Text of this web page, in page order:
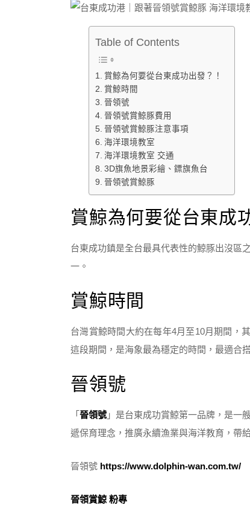
Table of Contents
賞鯨為何要從台東成功出發？！
賞鯨時間
晉領號
晉領號賞鯨豚費用
晉領號賞鯨豚注意事項
海洋環境教室
海洋環境教室 交通
3D旗魚地景彩繪、鏢旗魚台
晉領號賞鯨豚
賞鯨為何要從台東成
台東成功鎮是全台最具代表性的鯨豚出沒區
一。
賞鯨時間
台灣賞鯨時間大約在每年4月至10月期間，
這段期間，是海象最為穩定的時間，最適合
晉領號
「 晉領號」是台東成功賞鯨第一品牌，是一
遞保育理念，推廣永續漁業與海洋教育，帶
晉領號 https://www.dolphin-wan.com.tw/
晉領賞鯨 粉專